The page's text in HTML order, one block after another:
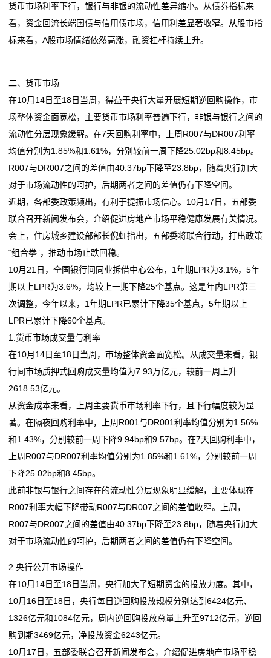
货币市场利率下行，银行与非银的流动性差异缩小。从债券指标来
看，资金回流长端国债与信用债市场，信用利差显著收窄。从股市指
标来看，A股市场情绪依然高涨，融资杠杆持续上升。
二、货币市场
在10月14日至18日当周，得益于央行大量开展短期逆回购操作，市
场整体资金面宽松，主要货币市场利率普遍下行，非银与银行之间的
流动性分层现象缓解。在7天回购利率中，上周R007与DR007利率
均值分别为1.85%和1.61%，分别较前一周下降25.02bp和8.45bp。
R007与DR007之间的差值由40.37bp下降至23.8bp，随着央行加大
对于市场流动性的呵护，后期两者之间的差值仍有下降空间。
近期，各部委政策频出，有利于提振市场信心。10月17日，五部委
联合召开新闻发布会，介绍促进房地产市场平稳健康发展有关情况。
会上，住房城乡建设部部长倪虹指出，五部委将联合行动，打出政策
“组合拳”，推动市场止跌回稳。
10月21日，全国银行间同业拆借中心公布，1年期LPR为3.1%，5年
期以上LPR为3.6%，均较上一期下降25个基点。这是年内LPR第三
次调整，今年以来，1年期LPR已累计下降35个基点，5年期以上
LPR已累计下降60个基点。
1.货币市场成交量与利率
在10月14日至18日当周，市场整体资金面宽松。从成交量来看，银
行间市场质押式回购成交量均值为7.93万亿元，较前一周上升
2618.53亿元。
从资金成本来看，上周主要货币市场利率下行，且下行幅度较为显
著。在隔夜回购利率中，上周R001与DR001利率均值分别为1.56%
和1.43%，分别较前一周下降9.94bp和9.57bp。在7天回购利率中，
上周R007与DR007利率均值分别为1.85%和1.61%，分别较前一周
下降25.02bp和8.45bp。
此前非银与银行之间存在的流动性分层现象明显缓解，主要体现在
R007利率大幅下降带动R007与DR007之间的差值收窄。上周，
R007与DR007之间的差值由40.37bp下降至23.8bp，随着央行加大
对于市场流动性的呵护，后期两者之间的差值仍有下降空间。
2.央行公开市场操作
在10月14日至18日当周，央行加大了短期资金的投放力度。其中，
10月16日至18日，央行每日逆回购投放规模分别达到6424亿元、
1326亿元和1084亿元，周内逆回购投放总量上升至9712亿元，逆回
购到期3469亿元，净投放资金6243亿元。
10月17日，五部委联合召开新闻发布会，介绍促进房地产市场平稳